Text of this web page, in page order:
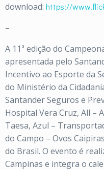
download: https://
–
A 11ª edição do
apresentada pelo
Incentivo ao Esporte da
do Ministério da
Santander Seguros e
Hospital Vera Cruz, All –
Taesa, Azul –
do Campo – Ovos
do Brasil. O evento é
Campinas e integra o